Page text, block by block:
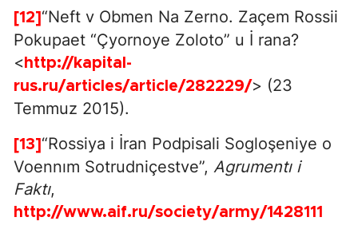
[12] “Neft v Obmen Na Zerno. Zaçem Rossii
Pokupaet “Çyornoye Zoloto” u İ rana?
< http://kapital-
rus.ru/articles/article/282229/> (23
Temmuz 2015).
[13] “Rossiya i İran Podpisali Sogloşeniye o
Voennım Sotrudniçestve”, Agrumentı i
Faktı,
http://www.aif.ru/society/army/1428111